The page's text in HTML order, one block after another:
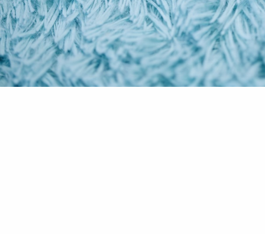
هل متوفر منه الوان اخري؟
جدول المقاسات